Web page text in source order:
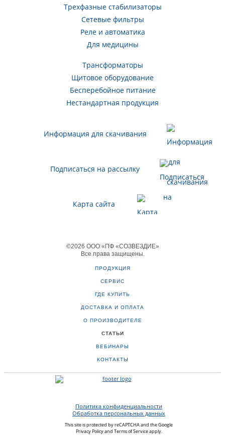
Трехфазные стабилизаторы
Сетевые фильтры
Реле и автоматика
Для медицины
Трансформаторы
Щитовое оборудование
Бесперебойное питание
Нестандартная продукция
Информация для скачивания
Подписаться на рассылку
Карта сайта
©2026 ООО «ПФ «СОЗВЕЗДИЕ»
Все права защищены.
ПРОДУКЦИЯ
СЕРВИС
ГДЕ КУПИТЬ
ДОСТАВКА И ОПЛАТА
О ПРОИЗВОДИТЕЛЕ
СТАТЬИ
ВЕБИНАРЫ
КОНТАКТЫ
Политика конфиденциальности
Обработка персональных данных
This site is protected by reCAPTCHA and the Google
Privacy Policyand Terms of Serviceapply.